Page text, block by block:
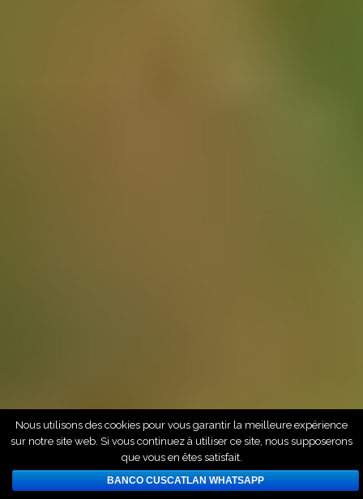
Nous utilisons des cookies pour vous garantir la meilleure expérience
sur notre site web. Si vous continuez à utiliser ce site, nous supposerons
que vous en êtes satisfait.
BANCO CUSCATLAN WHATSAPP